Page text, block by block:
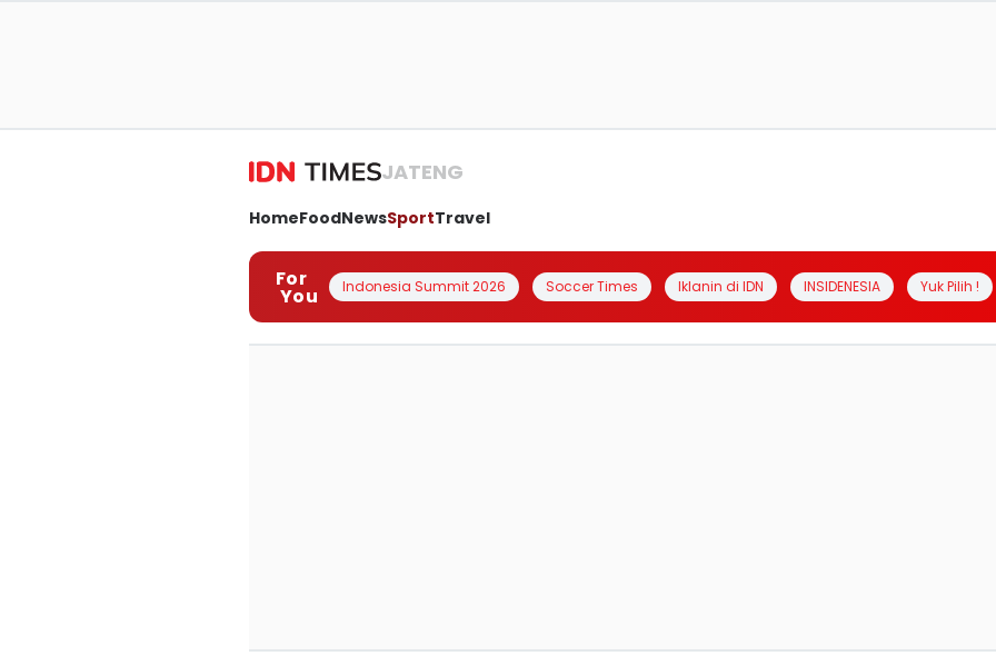
JATENG
HomeFoodNewsSportTravel
For
You Indonesia Summit 2026 Soccer Times Iklanin di IDN INSIDENESIA Yuk Pilih !